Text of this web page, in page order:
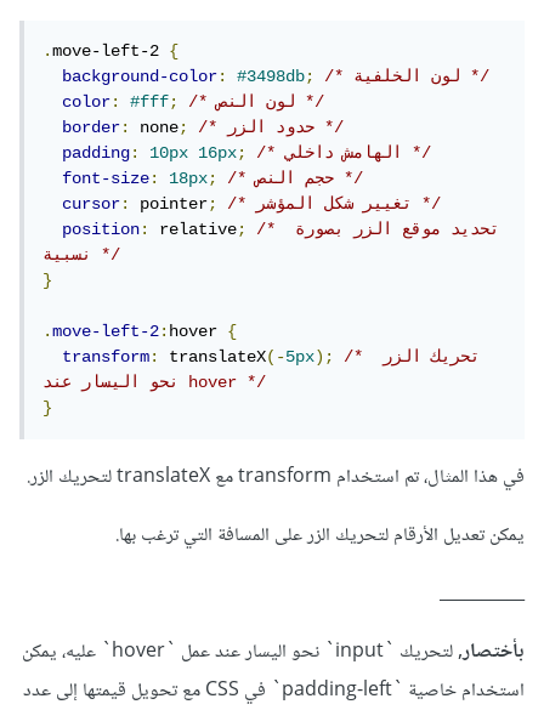
.move-left-2 {
background-color: #3498db;
/* لون الخلفية */
color: #fff;
/* لون النص */
border: none;
/* حدود الزر */
padding: 10px 16px;
/* الهامش داخلي */
font-size: 18px;
/* حجم النص */
cursor: pointer;
/* تغيير شكل المؤشر */
position: relative;
/* تحديد موقع الزر بصورة
نسبية */
}
.move-left-2:hover {
transform: translateX(-5px);
/* تحريك الزر
نحو اليسار عند hover */
}
في هذا المثال، تم استخدام transform مع translateX لتحريك الزر.
يمكن تعديل الأرقام لتحريك الزر على المسافة التي ترغب بها.
__________
بأختصار,
لتحريك `input` نحو اليسار عند عمل `hover` عليه، يمكن
استخدام خاصية `padding-left` في CSS مع تحويل قيمتها إلى عدد